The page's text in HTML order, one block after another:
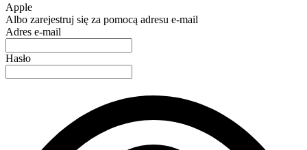
Apple
Albo zarejestruj się za pomocą adresu e-mail
Adres e-mail
Hasło